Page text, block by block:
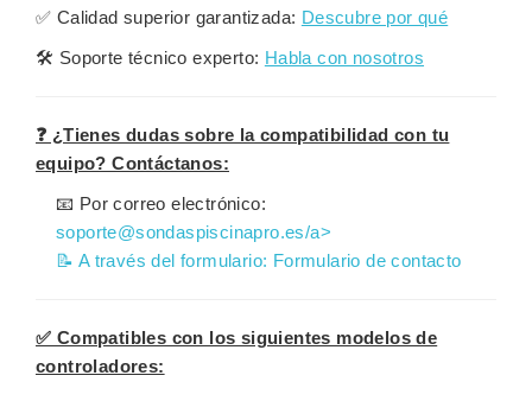
✅ Calidad superior garantizada: Descubre por qué
🛠️ Soporte técnico experto: Habla con nosotros
❓ ¿Tienes dudas sobre la compatibilidad con tu
equipo? Contáctanos:
📧 Por correo electrónico:
soporte@sondaspiscinapro.es/a>
📝 A través del formulario: Formulario de contacto
✅ Compatibles con los siguientes modelos de
controladores: